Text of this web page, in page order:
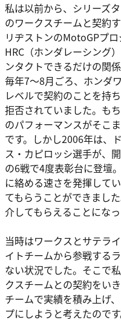
私は以前から、シリーズ
のワークスチームと契約
リヂストンのMotoGPプ
HRC（ホンダレーシング
ンタクトできるだけの関
毎年7～8月ごろ、ホンダ
レベルで契約のことを持
拒否されていました。も
のパフォーマンスがそこ
です。しかし2006年は、
ス・カピロッシ選手が、
の6戦で4度表彰台に登壇
に絡める速さを発揮して
てもらうことができまし
介してもらえることになっ
当時はワークスとサテラ
イトチームから参戦する
ない状況でした。そこで
クスチームとの契約をい
チームで実績を積み上げ
プにしようと考えたので